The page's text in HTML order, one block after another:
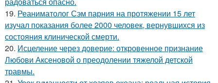
19. Реаниматолог Сэм парния на протяжении 15 лет
изучал показания более 2000 человек, вернувшихся из
состояния клинической смерти.
20. Исцеление через доверие: откровенное признание
Любови Аксеновой о преодолении тяжелой детской
травмы.